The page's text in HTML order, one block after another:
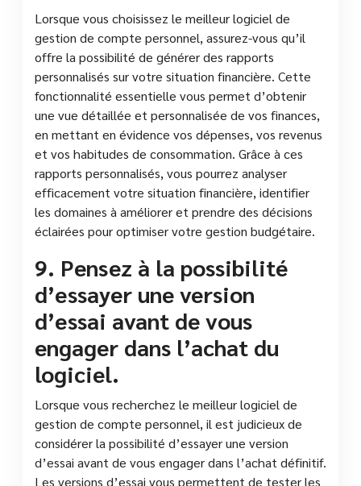
Lorsque vous choisissez le meilleur logiciel de
gestion de compte personnel, assurez-vous qu’il
offre la possibilité de générer des rapports
personnalisés sur votre situation financière. Cette
fonctionnalité essentielle vous permet d’obtenir
une vue détaillée et personnalisée de vos finances,
en mettant en évidence vos dépenses, vos revenus
et vos habitudes de consommation. Grâce à ces
rapports personnalisés, vous pourrez analyser
efficacement votre situation financière, identifier
les domaines à améliorer et prendre des décisions
éclairées pour optimiser votre gestion budgétaire.
9. Pensez à la possibilité
d’essayer une version
d’essai avant de vous
engager dans l’achat du
logiciel.
Lorsque vous recherchez le meilleur logiciel de
gestion de compte personnel, il est judicieux de
considérer la possibilité d’essayer une version
d’essai avant de vous engager dans l’achat définitif.
Les versions d’essai vous permettent de tester les